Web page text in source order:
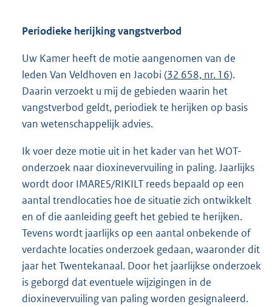
Periodieke herijking vangstverbod
Uw Kamer heeft de motie aangenomen van de
leden Van Veldhoven en Jacobi (32 658, nr. 16).
Daarin verzoekt u mij de gebieden waarin het
vangstverbod geldt, periodiek te herijken op basis
van wetenschappelijk advies.
Ik voer deze motie uit in het kader van het WOT-
onderzoek naar dioxinevervuiling in paling. Jaarlijks
wordt door IMARES/RIKILT reeds bepaald op een
aantal trendlocaties hoe de situatie zich ontwikkelt
en of die aanleiding geeft het gebied te herijken.
Tevens wordt jaarlijks op een aantal onbekende of
verdachte locaties onderzoek gedaan, waaronder dit
jaar het Twentekanaal. Door het jaarlijkse onderzoek
is geborgd dat eventuele wijzigingen in de
dioxinevervuiling van paling worden gesignaleerd.